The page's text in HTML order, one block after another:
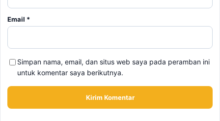
Email *
Simpan nama, email, dan situs web saya pada peramban ini
untuk komentar saya berikutnya.